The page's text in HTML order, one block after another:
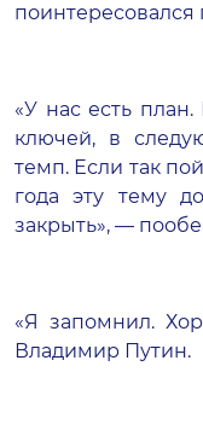
поинтересовался
«У нас есть
ключей, в
темп. Если так
года эту тему
закрыть», —
«Я запомнил.
Владимир Путин.